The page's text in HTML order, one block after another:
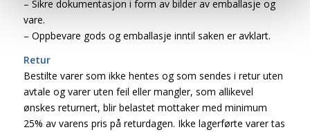
– Sikre dokumentasjon i form av bilder av emballasje og
vare.
– Oppbevare gods og emballasje inntil saken er avklart.
Retur
Bestilte varer som ikke hentes og som sendes i retur uten
avtale og varer uten feil eller mangler, som allikevel
ønskes returnert, blir belastet mottaker med minimum
25% av varens pris på returdagen. Ikke lagerførte varer tas